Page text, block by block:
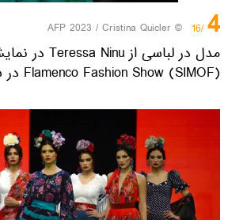
4
/16
© AFP 2023 / Cristina Quicler
Flamenco Fashion Show (SIMOF) در سویل اسپانیا